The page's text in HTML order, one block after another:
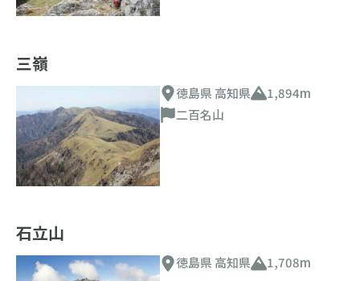
三嶺
徳島県 高知県
1,894m
二百名山
石立山
徳島県 高知県 1,708m